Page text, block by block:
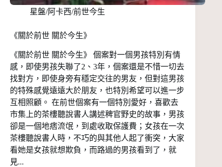
星盤/阿卡西/前世今生
《關於前世 關於今生》
《關於前世 關於今生》 個案對一個男孩特別有情
感，即使男孩失聯了2、3年，個案還是不惜一切去
找對方，即使身旁有穩定交往的男友，但對這男孩
的特殊感覺遠遠大於朋友，也特別希望可以進一步
互相照顧。 在前世個案有一個特別愛好，喜歡去
市集上的茶樓聽說書人講述稗官野史的故事，男孩
卻是一個地痞流氓，到處收取保護費；女孩在一次
茶樓聽說書人時，不巧的與其他人起了衝突，大家
看她是女孩就想欺負，而路過的男孩看到了，就
見...